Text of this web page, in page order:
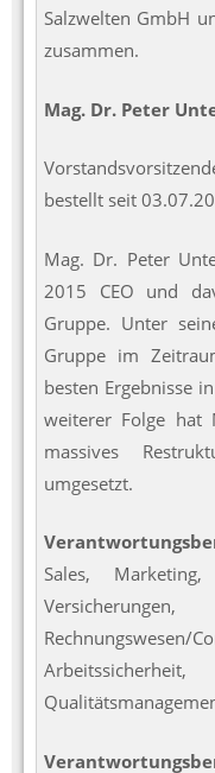
Salzwelten GmbH
zusammen.
Mag. Dr. Peter
bestellt seit
Mag. Dr. Peter
2015 CEO und
Gruppe. Unter
Gruppe im
besten Ergebnisse
weiterer Folge hat
massives
umgesetzt.
Sales,